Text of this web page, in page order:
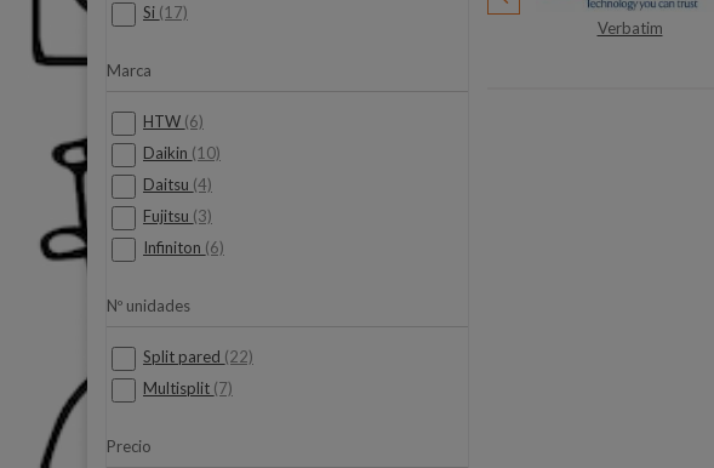
Si (17)
Marca
HTW (6)
Daikin (10)
Daitsu (4)
Fujitsu (3)
Infiniton (6)
Nº unidades
Split pared (22)
Multisplit (7)
Precio
Nimo